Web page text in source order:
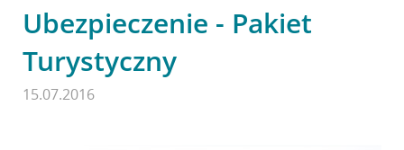
Ubezpieczenie - Pakiet
Turystyczny
15.07.2016